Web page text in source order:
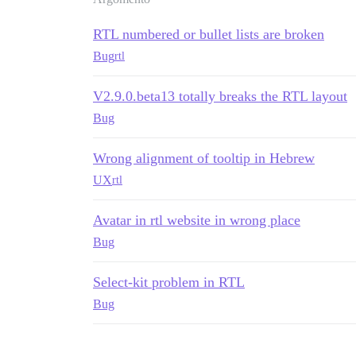
RTL numbered or bullet lists are broken
Bugrtl
V2.9.0.beta13 totally breaks the RTL layout
Bug
Wrong alignment of tooltip in Hebrew
UXrtl
Avatar in rtl website in wrong place
Bug
Select-kit problem in RTL
Bug